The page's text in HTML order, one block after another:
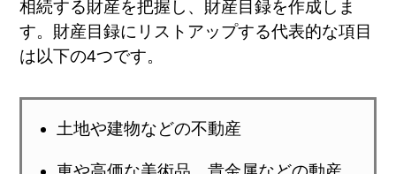
相続する財産を把握し、財産目録を作成しま
す。財産目録にリストアップする代表的な項目
は以下の4つです。
土地や建物などの不動産